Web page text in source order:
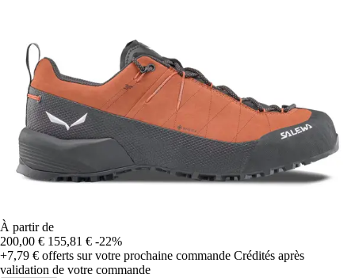
À partir de
200,00 € 155,81 € -22%
+7,79 € offerts sur votre prochaine commande Crédités après
validation de votre commande